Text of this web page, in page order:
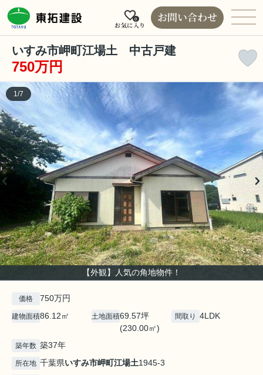
お気に入り
0 お問い合わせ
いすみ市岬町江場土 中古戸建
750万円
【外観】人気の角地物件！
1/7
価格 750万円
建物面積86.12㎡ 土地面積69.57坪
(230.00㎡)
間取り 4LDK
築年数 築37年
所在地 千葉県いすみ市岬町江場土1945-3